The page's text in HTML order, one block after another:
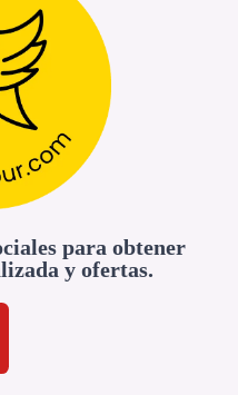
para obtener
y ofertas.